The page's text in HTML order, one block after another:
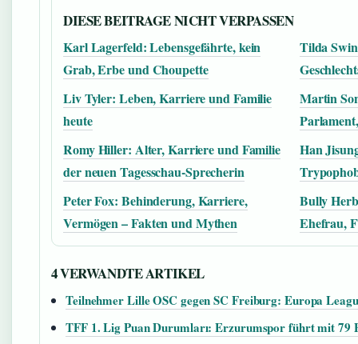
DIESE BEITRAGE NICHT VERPASSEN
Karl Lagerfeld: Lebensgefährte, kein
Grab, Erbe und Choupette
Tilda
Liv Tyler: Leben, Karriere und Familie
heute
Martin
Romy Hiller: Alter, Karriere und Familie
der neuen Tagesschau-Sprecherin
Han
Peter Fox: Behinderung, Karriere,
Vermögen – Fakten und Mythen
Bully
Ehefrau,
4 VERWANDTE ARTIKEL
Teilnehmer Lille OSC gegen SC Freiburg: Europa
TFF 1. Lig Puan Durumları: Erzurumspor führt mit 79